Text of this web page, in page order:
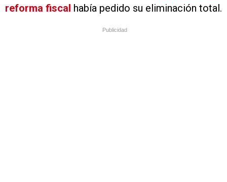
reforma fiscal había pedido su eliminación total.
Publicidad